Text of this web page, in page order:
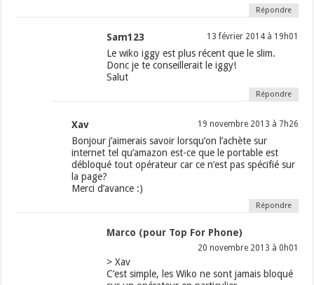
Répondre
Sam123 13 février 2014 à 19h01
Le wiko iggy est plus récent que le slim.
Donc je te conseillerait le iggy!
Salut
Répondre
Xav 19 novembre 2013 à 7h26
Bonjour j’aimerais savoir lorsqu’on l’achète sur
internet tel qu’amazon est-ce que le portable est
débloqué tout opérateur car ce n’est pas spécifié sur
la page?
Merci d’avance :)
Répondre
Marco (pour Top For Phone)
20 novembre 2013 à 0h01
> Xav
C’est simple, les Wiko ne sont jamais bloqué